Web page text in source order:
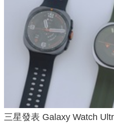
三星發表 Galaxy Watch